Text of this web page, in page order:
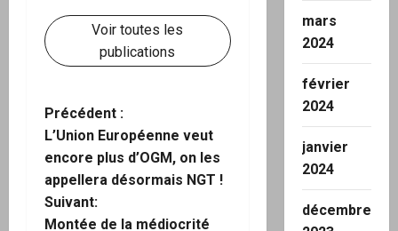
Voir toutes les
publications
N
a
v
Précédent :
L’Union Européenne veut
encore plus d’OGM, on les
appellera désormais NGT !
Suivant:
Montée de la médiocrité
mars
2024
février
2024
janvier
2024
décembre